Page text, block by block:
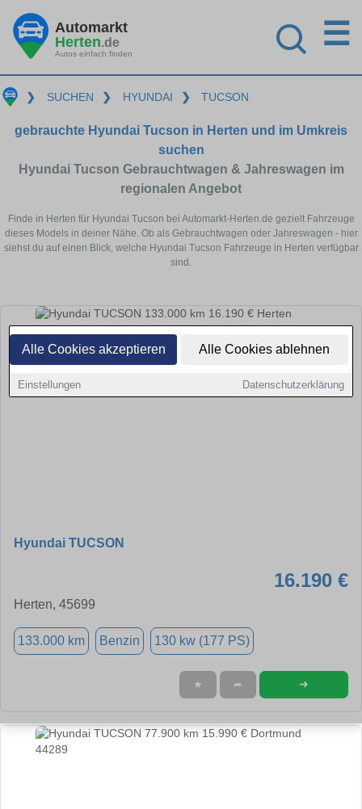
Alle Cookies akzeptieren Alle Cookies ablehnen
Einstellungen Datenschutzerklärung
Automarkt
Herten.de
Autos einfach finden
☰
❯ SUCHEN ❯ HYUNDAI ❯ TUCSON
gebrauchte Hyundai Tucson in Herten und im Umkreis
suchen
Hyundai Tucson Gebrauchtwagen & Jahreswagen im
regionalen Angebot
Finde in Herten für Hyundai Tucson bei Automarkt-Herten.de gezielt Fahrzeuge
dieses Models in deiner Nähe. Ob als Gebrauchtwagen oder Jahreswagen - hier
siehst du auf einen Blick, welche Hyundai Tucson Fahrzeuge in Herten verfügbar
sind.
Hyundai TUCSON
16.190 €
Herten, 45699
133.000 km Benzin 130 kw (177 PS)
★ ➦ ➜